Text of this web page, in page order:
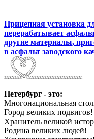
Прицепная установка
перерабатывает
другие материалы,
в асфальт заводского
Петербург - это:
Многонациональная
Город великих подвигов!
Хранитель великой
Родина великих людей!